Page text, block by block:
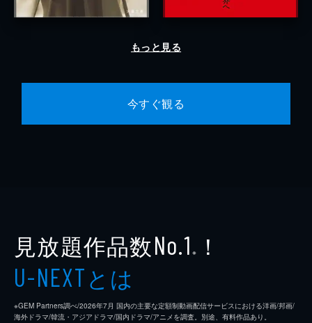
もっと見る
今すぐ観る
見放題作品数No.1 ※ ！
U-NEXTとは
※GEM Partners調べ/2026年7⽉ 国内の主要な定額制動画配信サービスにおける洋画/邦画/
海外ドラマ/韓流・アジアドラマ/国内ドラマ/アニメを調査。別途、有料作品あり。